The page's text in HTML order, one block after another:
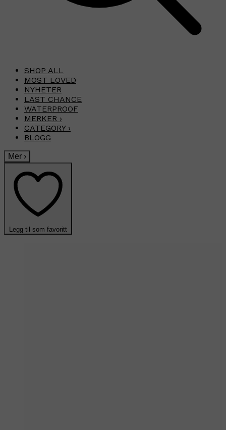
SHOP ALL
MOST LOVED
NYHETER
LAST CHANCE
WATERPROOF
MERKER ›
CATEGORY ›
BLOGG
Mer ›
Legg til som favoritt